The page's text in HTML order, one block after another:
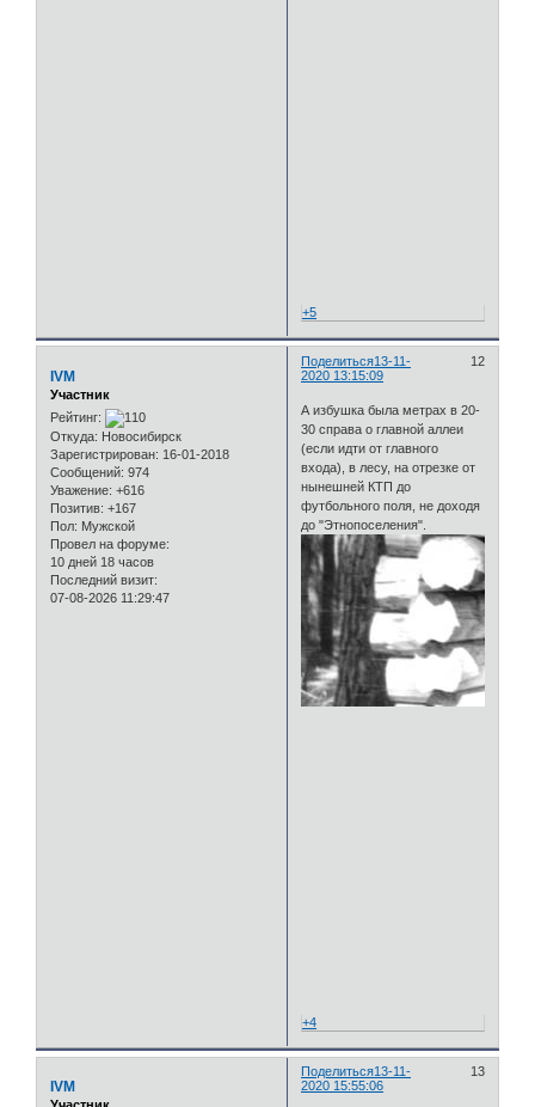
+5
Поделиться 12
13-11-
2020 13:15:09
IVM
Участник
Рейтинг:
Откуда: Новосибирск
Зарегистрирован: 16-01-2018
Сообщений: 974
Уважение: +616
Позитив: +167
Пол: Мужской
Провел на форуме:
10 дней 18 часов
Последний визит:
07-08-2026 11:29:47
А избушка была метрах в 20-
30 справа о главной аллеи
(если идти от главного
входа), в лесу, на отрезке от
нынешней КТП до
футбольного поля, не доходя
до "Этнопоселения".
+4
Поделиться 13
13-11-
2020 15:55:06
IVM